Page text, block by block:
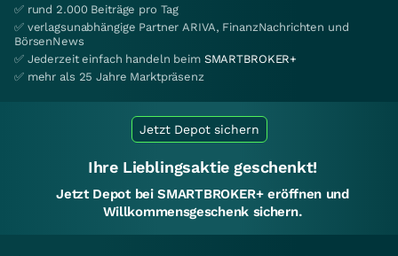
✅ rund 2.000 Beiträge pro Tag
✅ verlagsunabhängige Partner ARIVA, FinanzNachrichten und
BörsenNews
✅ Jederzeit einfach handeln beim SMARTBROKER+
✅ mehr als 25 Jahre Marktpräsenz
Jetzt Depot sichern
Ihre Lieblingsaktie geschenkt!
Jetzt Depot bei SMARTBROKER+ eröffnen und
Willkommensgeschenk sichern.